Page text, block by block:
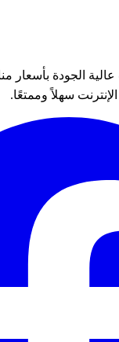
الجودة بأسعار
سهلاً وممتعًا.